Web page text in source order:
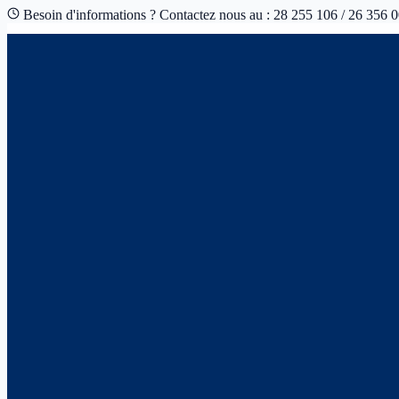
Besoin d'informations ? Contactez nous au : 28 255 106 / 26 356